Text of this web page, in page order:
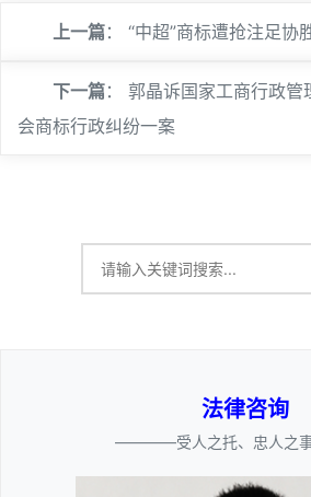
上一篇： “中超”商标遭抢注足协
下一篇： 郭晶诉国家工商行政管
会商标行政纠纷一案
法律咨询
————受人之托、忠人